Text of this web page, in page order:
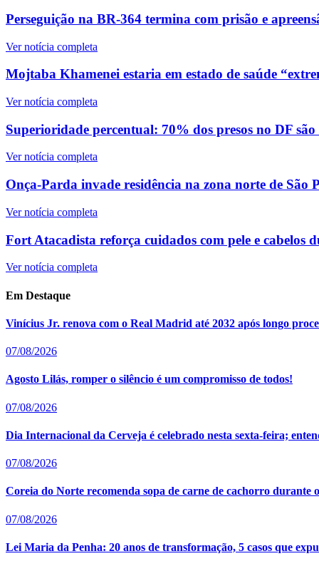
Perseguição na BR-364 termina com prisão e
Ver notícia completa
Mojtaba Khamenei estaria em estado de saúde
Ver notícia completa
Superioridade percentual: 70% dos presos no DF
Ver notícia completa
Onça-Parda invade residência na zona norte de São
Ver notícia completa
Fort Atacadista reforça cuidados com pele e cabelos
Ver notícia completa
Em Destaque
Vinícius Jr. renova com o Real Madrid até 2032 após longo
07/08/2026
Agosto Lilás, romper o silêncio é um compromisso de todos!
07/08/2026
Dia Internacional da Cerveja é celebrado nesta sexta-feira;
07/08/2026
Coreia do Norte recomenda sopa de carne de cachorro durante
07/08/2026
Lei Maria da Penha: 20 anos de transformação, 5 casos que